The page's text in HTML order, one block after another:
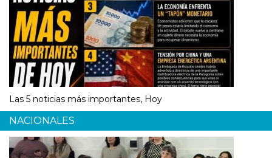
Las 5 noticias más importantes, Hoy
NACIONALES